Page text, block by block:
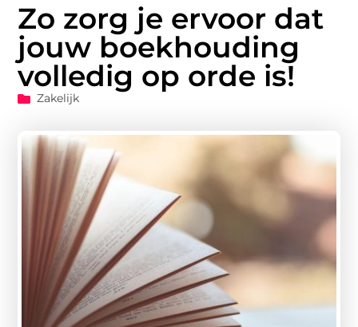
Zo zorg je ervoor dat
jouw boekhouding
volledig op orde is!
Zakelijk